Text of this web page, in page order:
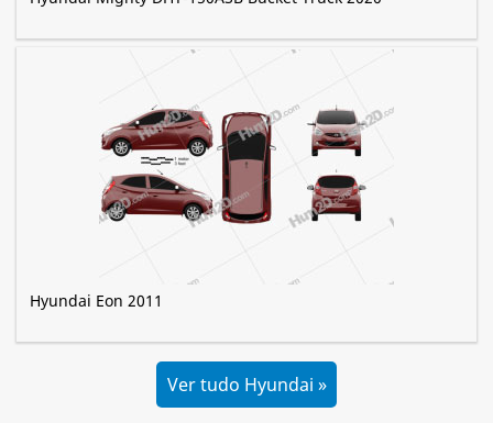
Hyundai Eon 2011
Ver tudo Hyundai »